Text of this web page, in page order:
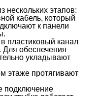
нескольких этапов:
кабель, который
к панели
пластиковый канал
Для обеспечения
укладывают
этаже протягивают
подключение